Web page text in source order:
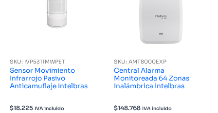
SKU: IVP5311MWPET
Sensor Movimiento
Infrarrojo Pasivo
Anticamuflaje Intelbras
$18.225 IVA incluido
SKU: AMT8000EXP
Central Alarma
Monitoreada 64 Zonas
Inalámbrica Intelbras
$148.768 IVA incluido